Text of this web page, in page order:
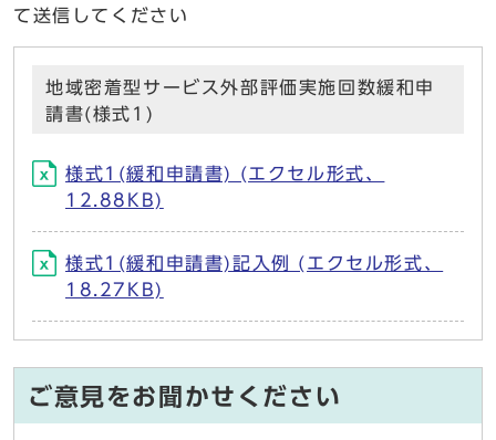
て送信してください
地域密着型サービス外部評価実施回数緩和申
請書(様式1)
様式1(緩和申請書) (エクセル形式、
12.88KB)
様式1(緩和申請書)記入例 (エクセル形式、
18.27KB)
ご意見をお聞かせください